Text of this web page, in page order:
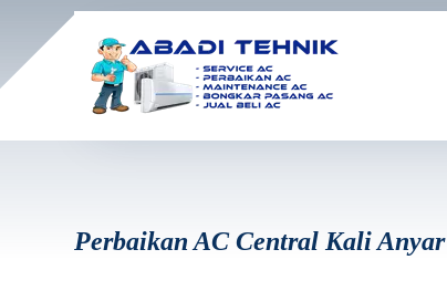
Perbaikan AC Central Kali Anyar